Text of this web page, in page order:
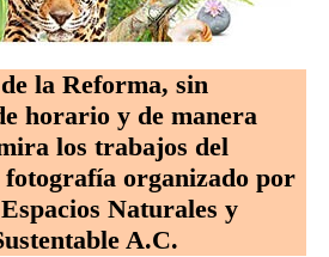
la Reforma, sin
horario y de manera
los trabajos del
fotografía organizado por
Naturales y
A.C.